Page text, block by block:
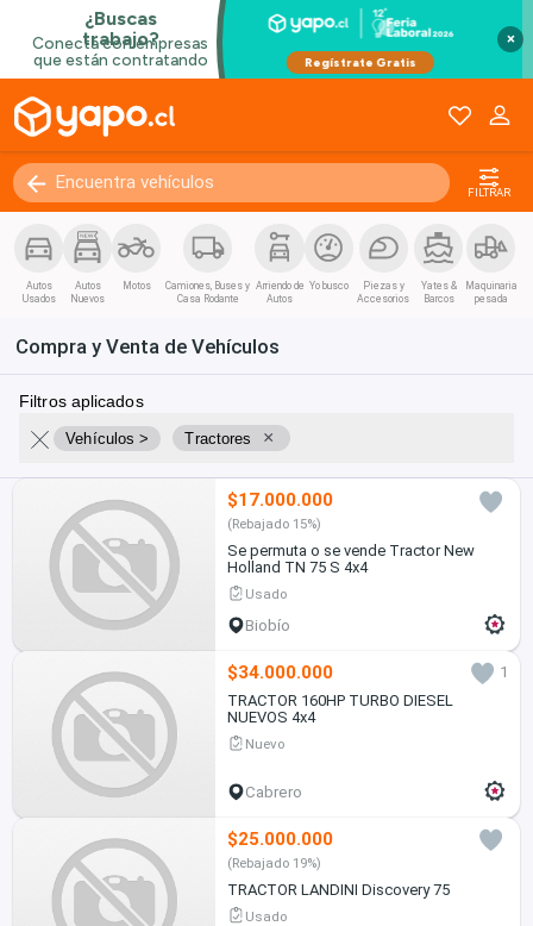
×
FILTRAR
Autos
Usados
Autos
Nuevos
Motos
Camiones, Buses y
Casa Rodante
Arriendo de
Autos
Yo busco
Piezas y
Accesorios
Yates &
Barcos
Maquinaria
pesada
Compra y Venta de Vehículos
Filtros aplicados
Vehículos > Tractores ×
$17.000.000
(Rebajado 15%)
Se permuta o se vende Tractor New
Holland TN 75 S 4x4
Usado
Biobío
$34.000.000
1
TRACTOR 160HP TURBO DIESEL
NUEVOS 4x4
Nuevo
Cabrero
$25.000.000
(Rebajado 19%)
TRACTOR LANDINI Discovery 75
Usado